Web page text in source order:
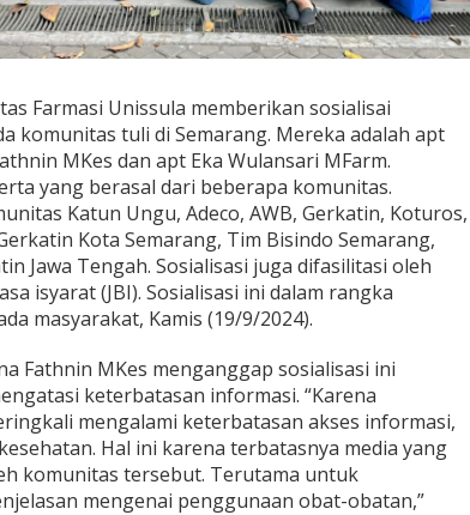
Farmasi Unissula memberikan sosialisai
komunitas tuli di Semarang. Mereka adalah apt
MKes dan apt Eka Wulansari MFarm.
yang berasal dari beberapa komunitas.
Katun Ungu, Adeco, AWB, Gerkatin, Koturos,
Kota Semarang, Tim Bisindo Semarang,
Jawa Tengah. Sosialisasi juga difasilitasi oleh
isyarat (JBI). Sosialisasi ini dalam rangka
masyarakat, Kamis (19/9/2024).
Fathnin MKes menganggap sosialisasi ini
keterbatasan informasi. “Karena
mengalami keterbatasan akses informasi,
Hal ini karena terbatasnya media yang
komunitas tersebut. Terutama untuk
mengenai penggunaan obat-obatan,”